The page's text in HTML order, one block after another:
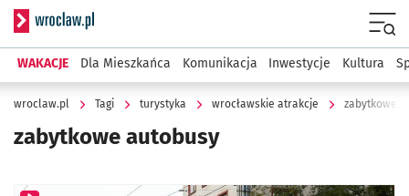
Serwis informacyjny wroclaw.pl
WAKACJE Dla Mieszkańca Komunikacja Inwestycje Kultura
wroclaw.pl Tagi turystyka wrocławskie atrakcje zabytkowe
zabytkowe autobusy